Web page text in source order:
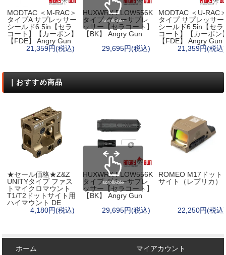
MODTAC ＜M-RAC＞
タイプA サプレッサー
シールド6.5in【セラ
コート】【カーボン】
【FDE】 Angry Gun
21,359円(税込)
HUXWRX FLOW556K
タイプ ダミーサプレ
ッサー【セラコート】
【BK】 Angry Gun
29,695円(税込)
MODTAC ＜U-RAC
タイプ サプレッサー
シールド6.5in【セラ
コート】【カーボン
【FDE】 Angry Gun
21,359円(税込)
scrollable
｜おすすめ商品
★セール価格★Z&Z
UNITYタイプ ファス
トマイクロマウント
T1/T2ドットサイト用
ハイマウント DE
4,180円(税込)
HUXWRX FLOW556K
タイプ ダミーサプレ
ッサー【セラコート】
【BK】 Angry Gun
29,695円(税込)
ROMEO M17ドット
サイト（レプリカ）
22,250円(税込)
scrollable
ホーム マイアカウント